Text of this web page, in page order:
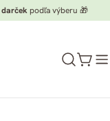
darčekpodľa výberu 🎁